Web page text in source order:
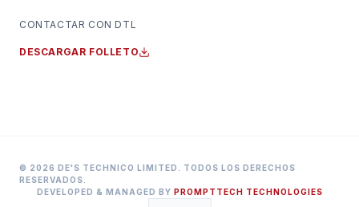
CONTACTAR CON DTL
DESCARGAR FOLLETO
© 2026 DE'S TECHNICO LIMITED. TODOS LOS DERECHOS
RESERVADOS
DEVELOPED & MANAGED BY PROMPTTECH TECHNOLOGIES